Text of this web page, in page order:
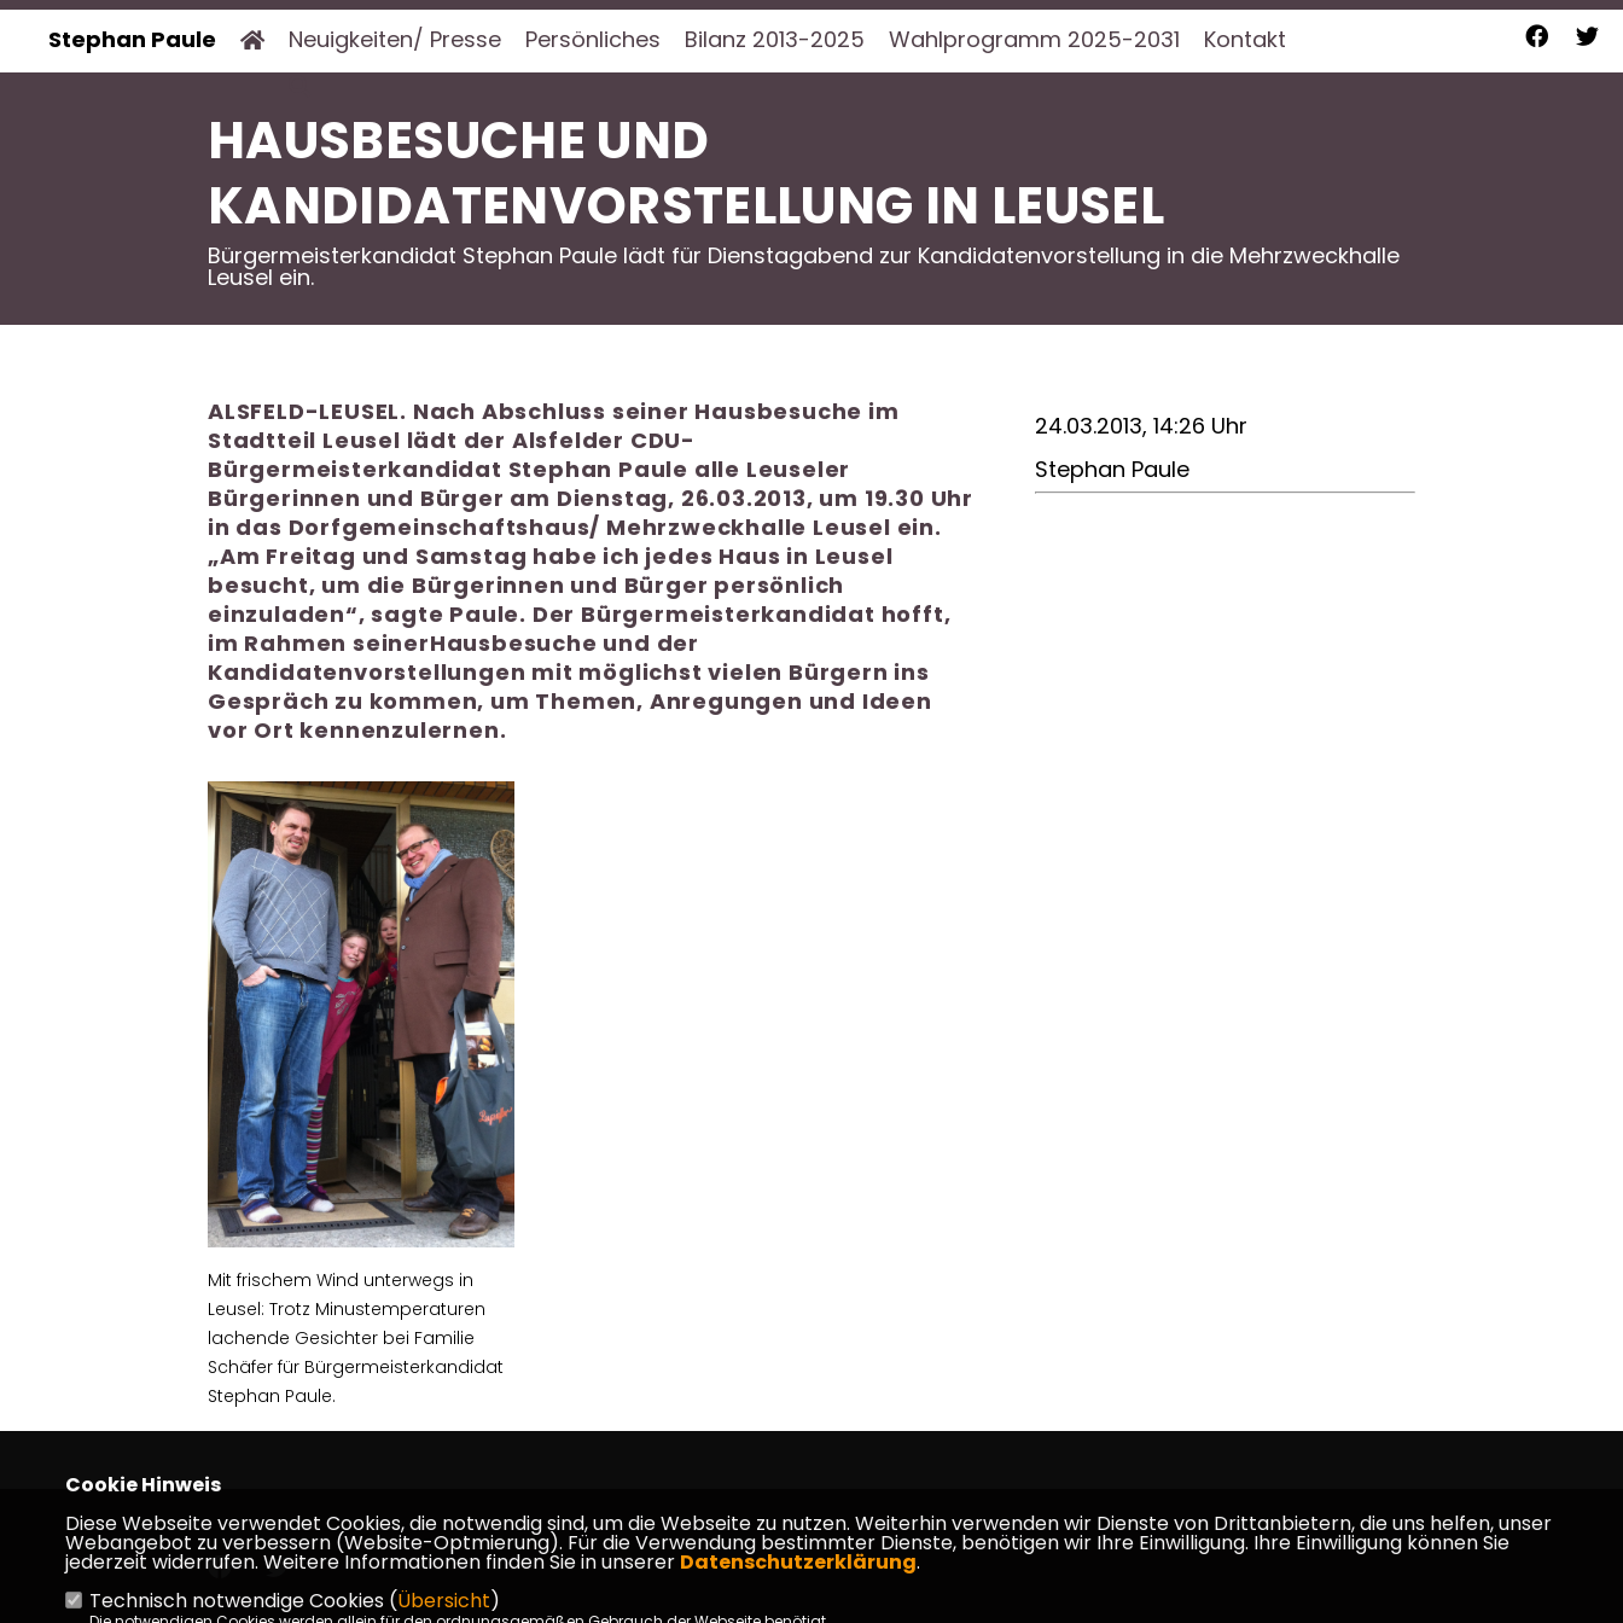
Stephan Paule Neuigkeiten/ Presse Persönliches Bilanz 2013-2025 Wahlprogramm 2025-2031 Kontakt
HAUSBESUCHE UND
KANDIDATENVORSTELLUNG IN LEUSEL
Bürgermeisterkandidat Stephan Paule lädt für Dienstagabend zur Kandidatenvorstellung in die Mehrzweckhalle
Leusel ein.
ALSFELD-LEUSEL. Nach Abschluss seiner Hausbesuche im
Stadtteil Leusel lädt der Alsfelder CDU-
Bürgermeisterkandidat Stephan Paule alle Leuseler
Bürgerinnen und Bürger am Dienstag, 26.03.2013, um 19.30 Uhr
in das Dorfgemeinschaftshaus/ Mehrzweckhalle Leusel ein.
Am Freitag und Samstag habe ich jedes Haus in Leusel
besucht, um die Bürgerinnen und Bürger persönlich
einzuladen“, sagte Paule. Der Bürgermeisterkandidat hofft,
im Rahmen seinerHausbesuche und der
Kandidatenvorstellungen mit möglichst vielen Bürgern ins
Gespräch zu kommen, um Themen, Anregungen und Ideen
vor Ort kennenzulernen.
Mit frischem Wind unterwegs in
Leusel: Trotz Minustemperaturen
lachende Gesichter bei Familie
Schäfer für Bürgermeisterkandidat
Stephan Paule.
24.03.2013, 14:26 Uhr
Stephan Paule
Cookie Hinweis
Diese Webseite verwendet Cookies, die notwendig sind, um die Webseite zu nutzen. Weiterhin verwenden wir Dienste von Drittanbietern, die uns helfen, unser
Webangebot zu verbessern (Website-Optmierung). Für die Verwendung bestimmter Dienste, benötigen wir Ihre Einwilligung. Ihre Einwilligung können Sie
jederzeit widerrufen. Weitere Informationen finden Sie in unserer Datenschutzerklärung.
Technisch notwendige Cookies (Übersicht)